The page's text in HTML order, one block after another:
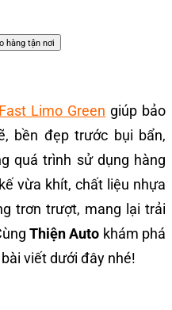
hàng tận nơi
Limo Green giúp bảo
bền đẹp trước bụi bẩn,
quá trình sử dụng hàng
vừa khít, chất liệu nhựa
trơn trượt, mang lại trải
Thiện Auto khám phá
viết dưới đây nhé!